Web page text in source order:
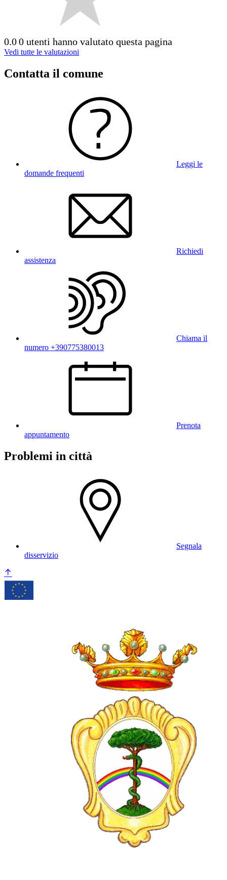
0.00 utenti hanno valutato questa pagina
Vedi tutte le valutazioni
Contatta il comune
Leggi le
domande frequenti
Richiedi
assistenza
Chiama il
numero +390775380013
Prenota
appuntamento
Problemi in città
Segnala
disservizio